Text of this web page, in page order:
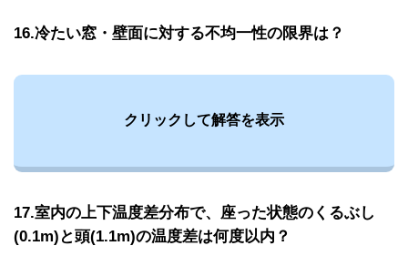
16.冷たい窓・壁面に対する不均一性の限界は？
クリックして解答を表示
17.室内の上下温度差分布で、座った状態のくるぶし
(0.1m)と頭(1.1m)の温度差は何度以内？